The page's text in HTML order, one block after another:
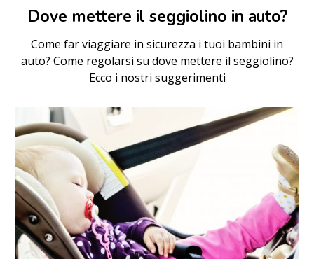
Dove mettere il seggiolino in auto?
Come far viaggiare in sicurezza i tuoi bambini in
auto? Come regolarsi su dove mettere il seggiolino?
Ecco i nostri suggerimenti